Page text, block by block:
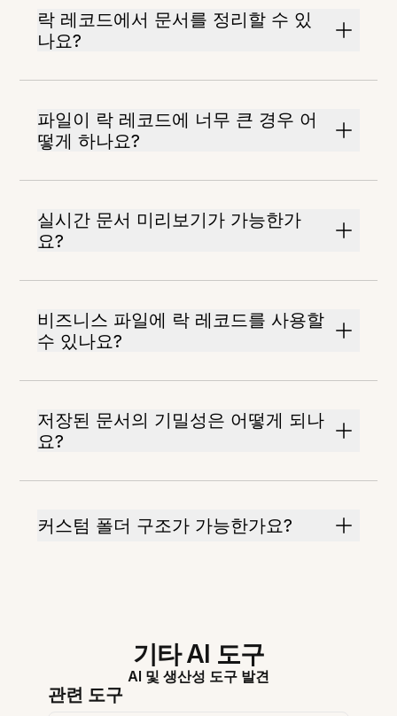
락 레코드에서 문서를 정리할 수 있
나요?
파일이 락 레코드에 너무 큰 경우 어
떻게 하나요?
실시간 문서 미리보기가 가능한가
요?
비즈니스 파일에 락 레코드를 사용할
수 있나요?
저장된 문서의 기밀성은 어떻게 되나
요?
커스텀 폴더 구조가 가능한가요?
기타 AI 도구
AI 및 생산성 도구 발견
관련 도구